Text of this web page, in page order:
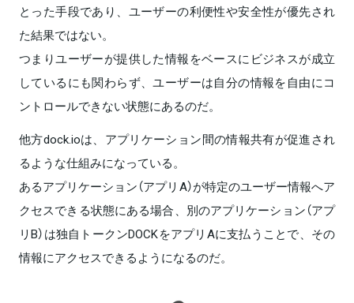
とった手段であり、ユーザーの利便性や安全性が優先され
た結果ではない。
つまりユーザーが提供した情報をベースにビジネスが成立
しているにも関わらず、ユーザーは自分の情報を自由にコ
ントロールできない状態にあるのだ。
他方dock.ioは、アプリケーション間の情報共有が促進され
るような仕組みになっている。
あるアプリケーション（アプリA）が特定のユーザー情報へア
クセスできる状態にある場合、別のアプリケーション（アプ
リB）は独自トークンDOCKをアプリAに支払うことで、その
情報にアクセスできるようになるのだ。